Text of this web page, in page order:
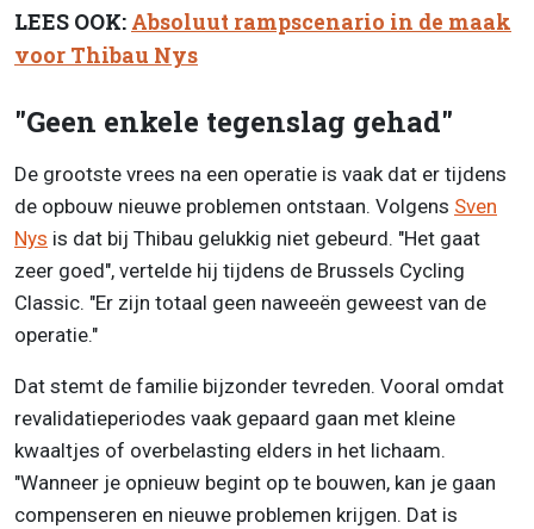
LEES OOK: Absoluut rampscenario in de maak
voor Thibau Nys
"Geen enkele tegenslag gehad"
De grootste vrees na een operatie is vaak dat er tijdens
de opbouw nieuwe problemen ontstaan. Volgens Sven
Nys is dat bij Thibau gelukkig niet gebeurd. "Het gaat
zeer goed", vertelde hij tijdens de Brussels Cycling
Classic. "Er zijn totaal geen naweeën geweest van de
operatie."
Dat stemt de familie bijzonder tevreden. Vooral omdat
revalidatieperiodes vaak gepaard gaan met kleine
kwaaltjes of overbelasting elders in het lichaam.
"Wanneer je opnieuw begint op te bouwen, kan je gaan
compenseren en nieuwe problemen krijgen. Dat is